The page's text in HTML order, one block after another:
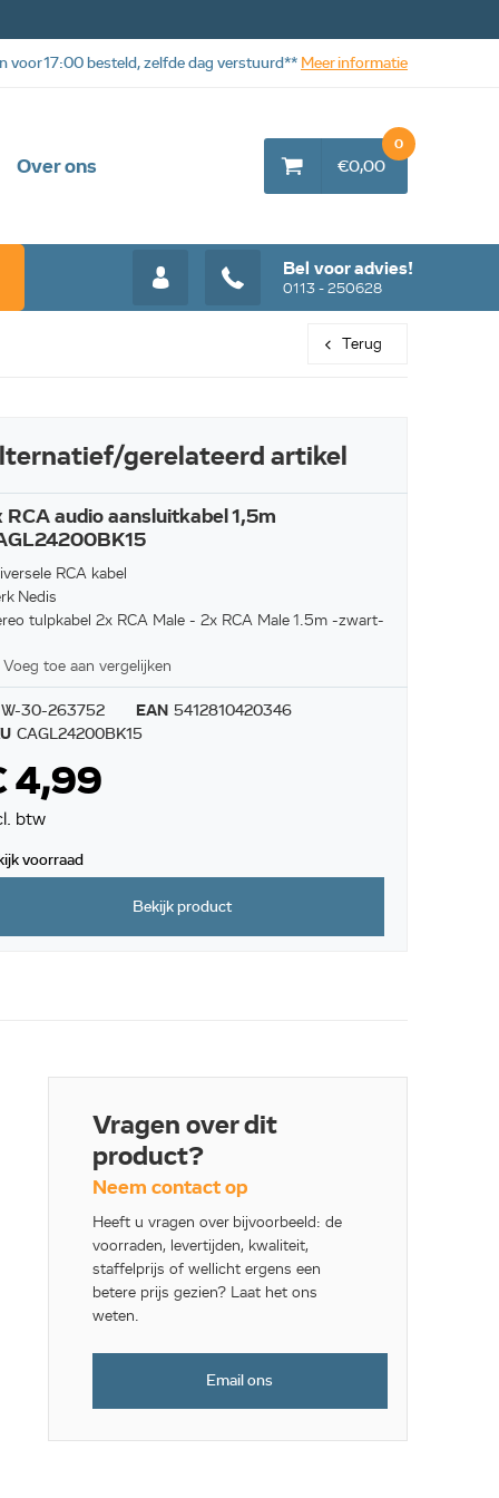
Over ons
Bel voor advies!
0113 - 250628
€0,00
0
voor 17:00 besteld, zelfde dag verstuurd** Meer informatie
Terug
gerelateerd artikel
RCA audio aansluitkabel 1,5m
RCA kabel
Nedis
tulpkabel 2x RCA Male - 2x RCA Male 1.5m -zwart-
Voeg toe aan vergelijken
W-30-263752 EAN 5412810420346
CAGL24200BK15
4,99
btw
voorraad
Bekijk product
Vragen over dit
product?
Neem contact op
Heeft u vragen over bijvoorbeeld: de
voorraden, levertijden, kwaliteit,
staffelprijs of wellicht ergens een
betere prijs gezien? Laat het ons
weten.
Email ons